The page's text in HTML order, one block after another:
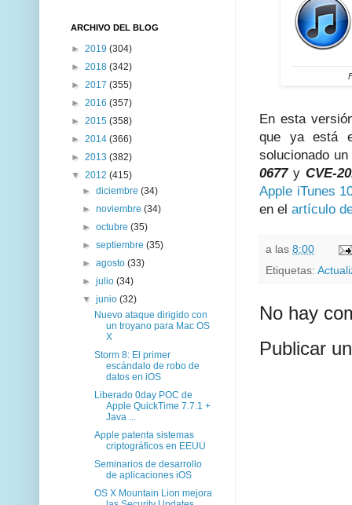
En esta
que ya está
solucionado
0677y CVE-
Apple iTunes
en el artículo
a las 8:00
Etiquetas:
No hay
Publicar
ARCHIVO DEL BLOG
► 2019 (304)
► 2018 (342)
► 2017 (355)
► 2016 (357)
► 2015 (358)
► 2014 (366)
► 2013 (382)
▼ 2012 (415)
►diciembre(34)
►noviembre(34)
►octubre(35)
►septiembre(35)
►agosto(33)
►julio(34)
▼junio(32)
Nuevo ataque dirigido con
un troyano para Mac OS
X
Storm 8: El primer
escándalo de robo de
datos en iOS
Liberado 0day POC de
Apple QuickTime 7.7.1 +
Java ...
Apple patenta sistemas
criptográficos en EEUU
Seminarios de desarrollo
de aplicaciones iOS
OS X Mountain Lion mejora